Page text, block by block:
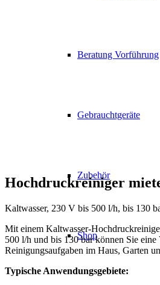
Beratung Vorführung
Gebrauchtgeräte
Zubehör
Shop
Hochdruckreiniger
Kaltwasser, 230 V bis 500 l/h, bis 130
Mit einem Kaltwasser-
500 l/h und bis 130 bar können Sie
Reinigungsaufgaben im Haus, Garten
Typische Anwendungsgebiete: